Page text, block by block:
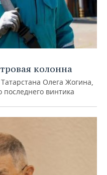
колонна
Олега Жогина,
последнего винтика